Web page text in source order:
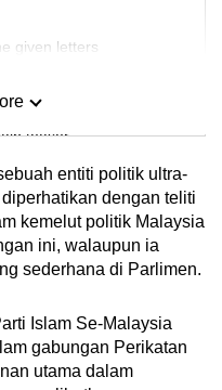
given letters
teaser
you can
entiti politik ultra-
dengan teliti
kemelut politik Malaysia
ini, walaupun ia
sederhana di Parlimen.
Islam Se-Malaysia
gabungan Perikatan
utama dalam